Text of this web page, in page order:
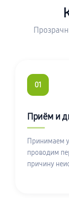
01
Приём и
Принимаем
проводим
причину